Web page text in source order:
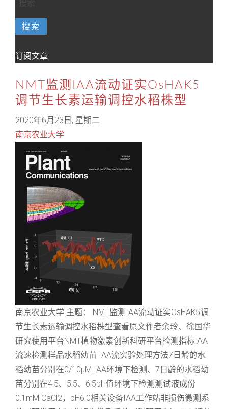
搜索
订阅文章
NMT监测IAA流动证实OsHAK5
调节生长素运输调控水稻株型
2020年6月23日, 星期二
南京农业大学
南京农业大学 主题： NMT监测IAA流动证实OsHAK5调
节生长素运输调控水稻株型查看原文作者余玲、徐国华
研究使用平台NMT植物激素创新科研平台检测指标IAA
流速检测样品水稻幼苗 IAA流实验处理方法7日龄的水
稻幼苗分别在0/10μM IAA环境下检测、7日龄的水稻幼
苗分别在4.5、5.5、6.5pH值环境下检测测试液成份
0.1mM CaCl2，pH6.0相关设备IAA工作站非损伤微测系